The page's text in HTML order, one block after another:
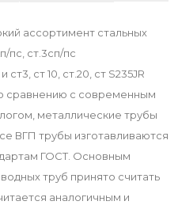
ассортимент стальных
пс, ст.3сп/пс
ст 10, ст.20, ст S235JR
сравнению с современным
металлические трубы
ВГП трубы изготавливаются
ГОСТ. Основным
труб принято считать
аналогичным и